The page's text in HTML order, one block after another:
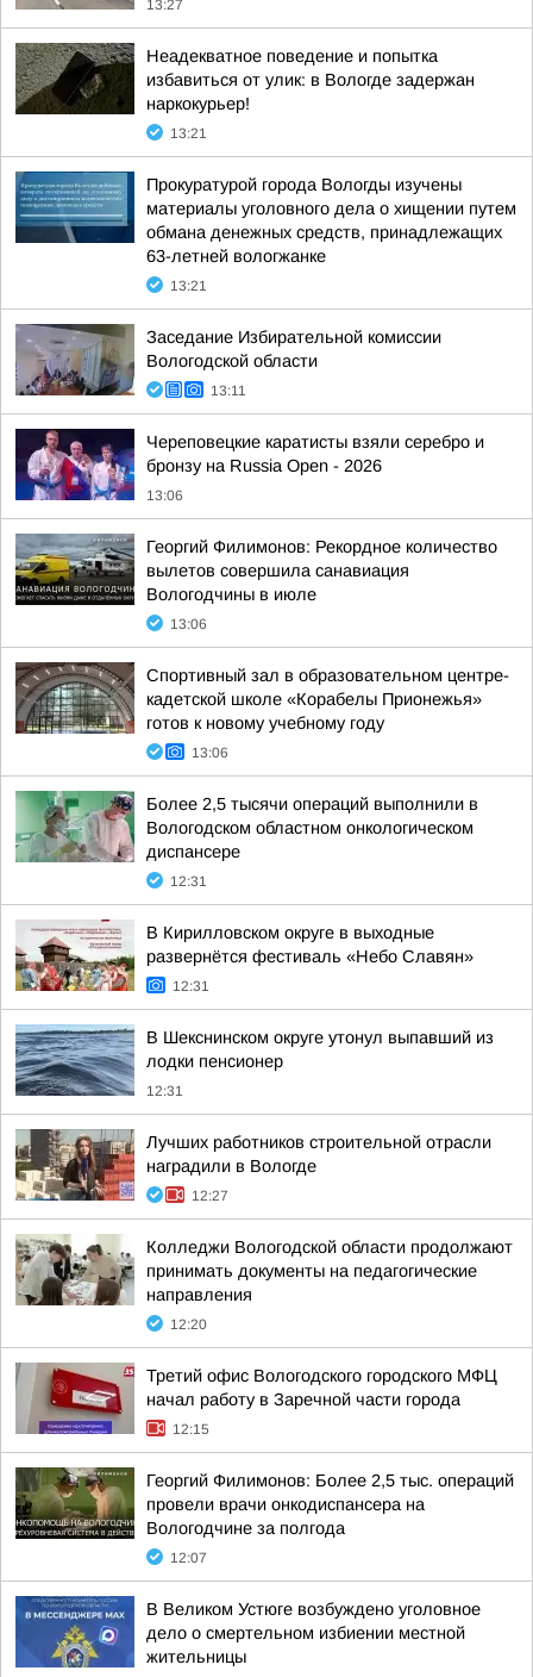
13:27
Неадекватное поведение и попытка
избавиться от улик: в Вологде задержан
наркокурьер!
13:21
Прокуратурой города Вологды изучены
материалы уголовного дела о хищении путем
обмана денежных средств, принадлежащих
63-летней вологжанке
13:21
Заседание Избирательной комиссии
Вологодской области
13:11
Череповецкие каратисты взяли серебро и
бронзу на Russia Open - 2026
13:06
Георгий Филимонов: Рекордное количество
вылетов совершила санавиация
Вологодчины в июле
13:06
Спортивный зал в образовательном центре-
кадетской школе «Корабелы Прионежья»
готов к новому учебному году
13:06
Более 2,5 тысячи операций выполнили в
Вологодском областном онкологическом
диспансере
12:31
В Кирилловском округе в выходные
развернётся фестиваль «Небо Славян»
12:31
В Шекснинском округе утонул выпавший из
лодки пенсионер
12:31
Лучших работников строительной отрасли
наградили в Вологде
12:27
Колледжи Вологодской области продолжают
принимать документы на педагогические
направления
12:20
Третий офис Вологодского городского МФЦ
начал работу в Заречной части города
12:15
Георгий Филимонов: Более 2,5 тыс. операций
провели врачи онкодиспансера на
Вологодчине за полгода
12:07
В Великом Устюге возбуждено уголовное
дело о смертельном избиении местной
жительницы